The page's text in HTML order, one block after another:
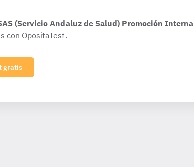
(Servicio Andaluz de Salud) Promoción Interna
con OpositaTest.
gratis